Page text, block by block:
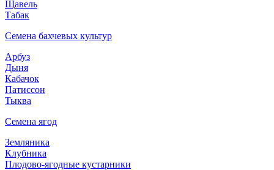
Щавель
Табак
Семена бахчевых культур
Арбуз
Дыня
Кабачок
Патиссон
Тыква
Семена ягод
Земляника
Клубника
Плодово-ягодные кустарники